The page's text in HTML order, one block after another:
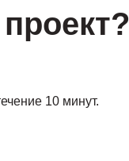
10 минут.